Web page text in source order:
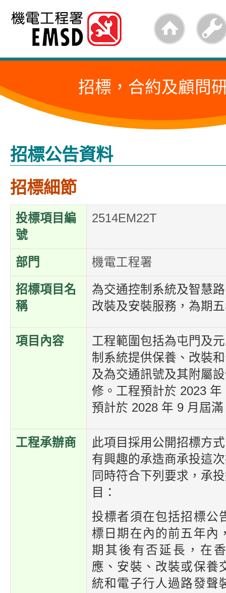
跳
內
的
始
招標，合約及顧問
招標公告資料
招標細節
投標項目編
號
2514EM22T
部門 機電工程署
招標項目名
稱
為交通控制系統及智慧
改裝及安裝服務，為期
項目內容
工程範圍包括為屯門及
制系統提供保養、改裝
及為交通訊號及其附屬
修。工程預計於 2023
預計於 2028 年 9 月屆滿
工程承辦商
此項目採用公開招標方
有興趣的承造商承投這
同時符合下列要求，承
目
：
投標者須在包括招標公
標日期在內的前五年內
期其後有否延長，在
應、安裝、改裝或保養
統和電子行人過路發聲